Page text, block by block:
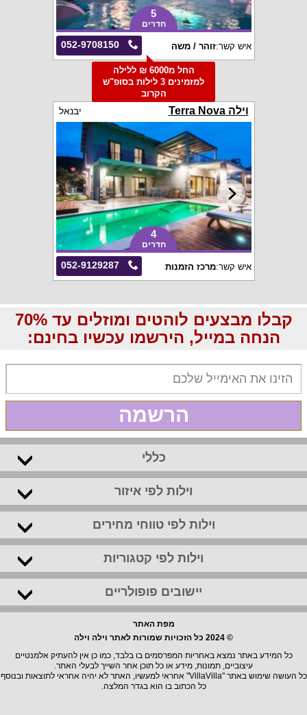
5
חדרים
052-9708150 איש קשר:זוהר / משה
החל מ6000 ₪ ללילה
למזמינים 3 לילות בסופ"ש
הקרוב
וילה Terra Nova יבנאל
4
חדרים
052-9129287 איש קשר:מרכז הזמנות
קבלו מבצעים לוהטים ומוזלים עד 70%
הנחה במייל, הירשמו עכשיו בחינם:
הרשמה
כללי
וילות לפי איזור
וילות לפי טווחי מחירים
וילות לפי קטגוריות
יישובים פופולריים
מפת האתר
© 2024 כל הזכויות שמורות לאתר וילה וילה
כל המידע באתר נמצא באחריות המפרסמים בו בלבד, כמו כן אין להעתיק אלמנטיים
עיצוביים, תמונות, מידע או כל תוכן אחר השייך לבעלי האתר.
כל העושה שימוש באתר "VillaVilla" אחראי למעשיו, האתר לא יהיה אחראי לתוצאות ובנוסף
כל הכתוב בו הוא בגדר המלצה.